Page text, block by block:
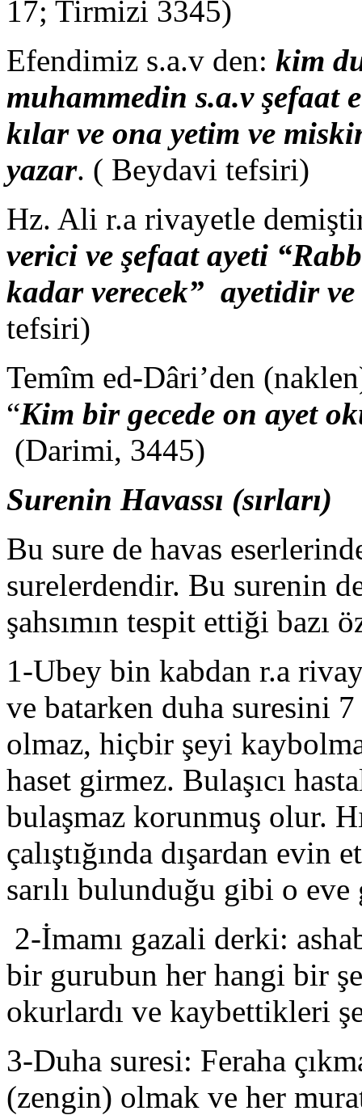
17; Tirmizi 3345)
Efendimiz s.a.v den: kim
muhammedin s.a.v şefaat
kılar ve ona yetim ve
yazar. ( Beydavi tefsiri)
Hz. Ali r.a rivayetle
verici ve şefaat ayeti
kadar verecek” ayetidir
tefsiri)
Temîm ed-Dâri’den
“Kim bir gecede on ayet
(Darimi, 3445)
Surenin Havassı (sırları)
Bu sure de havas
surelerdendir. Bu surenin
şahsımın tespit ettiği bazı
1-Ubey bin kabdan r.a
ve batarken duha suresini
olmaz, hiçbir şeyi
haset girmez. Bulaşıcı
bulaşmaz korunmuş olur.
çalıştığında dışardan evin
sarılı bulunduğu gibi o
2-İmamı gazali derki:
bir gurubun her hangi bir
okurlardı ve kaybettikleri
3-Duha suresi: Feraha
(zengin) olmak ve her